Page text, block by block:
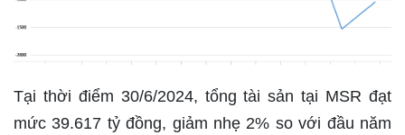
Tại thời điểm 30/6/2024, tổng tài sản tại MSR đạt
mức 39.617 tỷ đồng, giảm nhẹ 2% so với đầu năm